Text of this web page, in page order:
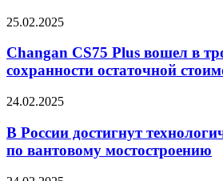
25.02.2025
Changan CS75 Plus вошел в
сохранности остаточной
24.02.2025
В России достигнут
по вантовому мостостроению